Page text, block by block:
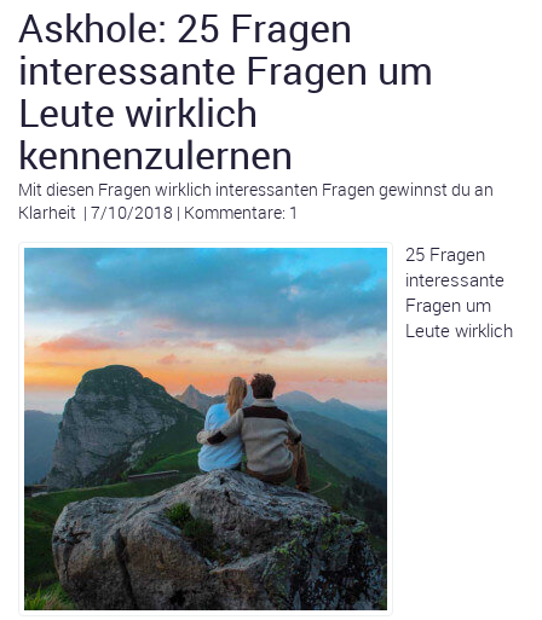
Askhole: 25 Fragen
interessante Fragen um
Leute wirklich
kennenzulernen
Mit diesen Fragen wirklich interessanten Fragen gewinnst du an
Klarheit | 7/10/2018 | Kommentare: 1
25 Fragen
interessante
Fragen um
Leute wirklich